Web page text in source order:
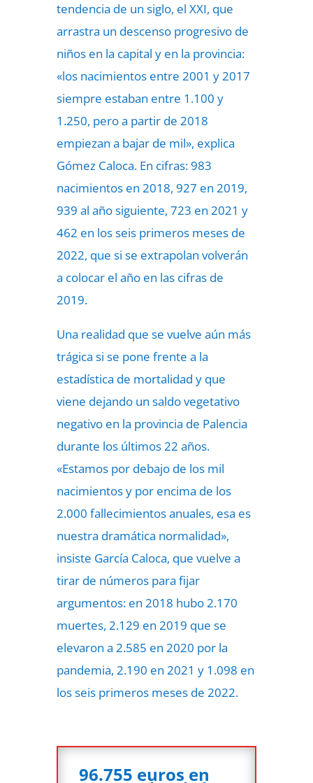
tendencia de un siglo, el XXI, que
arrastra un descenso progresivo de
niños en la capital y en la provincia:
«los nacimientos entre 2001 y 2017
siempre estaban entre 1.100 y
1.250, pero a partir de 2018
empiezan a bajar de mil», explica
Gómez Caloca. En cifras: 983
nacimientos en 2018, 927 en 2019,
939 al año siguiente, 723 en 2021 y
462 en los seis primeros meses de
2022, que si se extrapolan volverán
a colocar el año en las cifras de
2019.
Una realidad que se vuelve aún más
trágica si se pone frente a la
estadística de mortalidad y que
viene dejando un saldo vegetativo
negativo en la provincia de Palencia
durante los últimos 22 años.
«Estamos por debajo de los mil
nacimientos y por encima de los
2.000 fallecimientos anuales, esa es
nuestra dramática normalidad»,
insiste García Caloca, que vuelve a
tirar de números para fijar
argumentos: en 2018 hubo 2.170
muertes, 2.129 en 2019 que se
elevaron a 2.585 en 2020 por la
pandemia, 2.190 en 2021 y 1.098 en
los seis primeros meses de 2022.
96.755 euros en